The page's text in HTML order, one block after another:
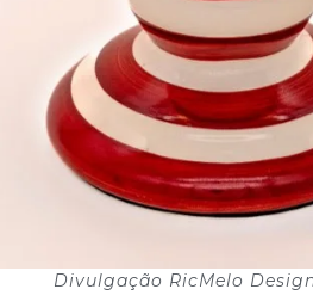
Divulgação RicMelo